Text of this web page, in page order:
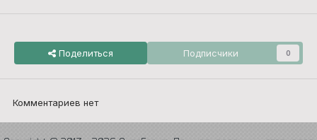
Поделиться Подписчики 0
Комментариев нет